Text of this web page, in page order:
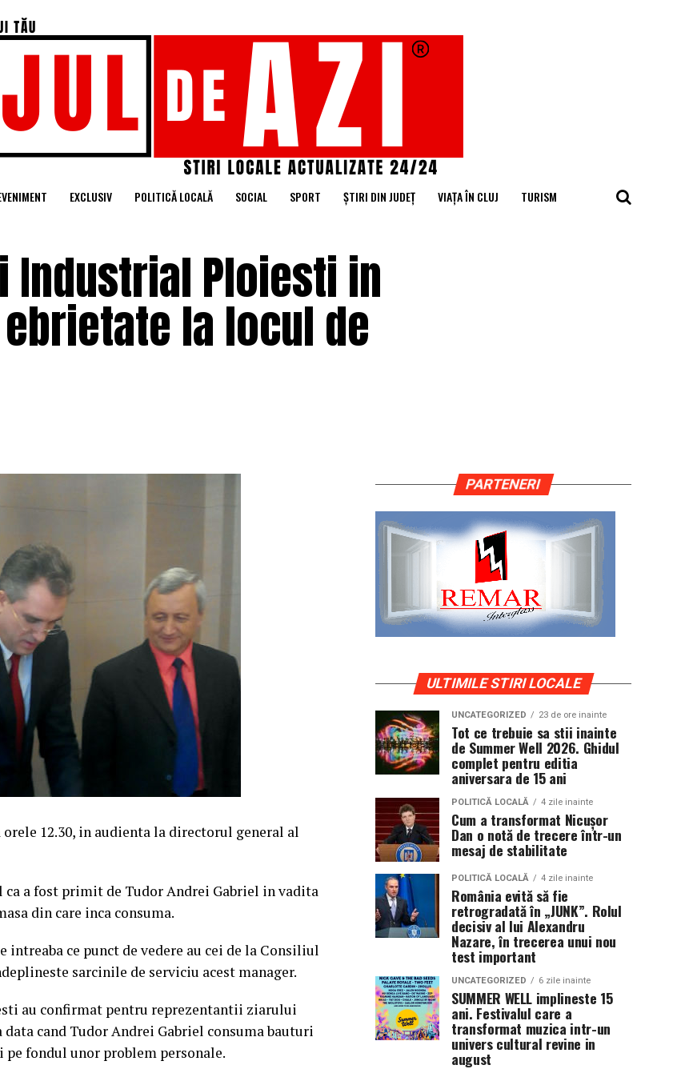
EXCLUSIV POLITICĂ LOCALĂ SOCIAL SPORT ȘTIRI DIN JUDEȚ VIAȚA ÎN CLUJ TURISM
Industrial Ploiesti in
la locul de
orele 12.30, in audienta la directorul general al
a fost primit de Tudor Andrei Gabriel in vadita
din care inca consuma.
ce punct de vedere au cei de la Consiliul
sarcinile de serviciu acest manager.
au confirmat pentru reprezentantii ziarului
cand Tudor Andrei Gabriel consuma bauturi
fondul unor problem personale.
PARTENERI
ULTIMILE STIRI LOCALE
UNCATEGORIZED 23 de ore inainte
Tot ce trebuie sa stii inainte
de Summer Well 2026. Ghidul
complet pentru editia
aniversara de 15 ani
POLITICĂ LOCALĂ 4 zile inainte
Cum a transformat Nicușor
Dan o notă de trecere într-un
mesaj de stabilitate
POLITICĂ LOCALĂ 4 zile inainte
România evită să fie
retrogradată în „JUNK”. Rolul
decisiv al lui Alexandru
Nazare, în trecerea unui nou
test important
UNCATEGORIZED 6 zile inainte
SUMMER WELL implineste 15
ani. Festivalul care a
transformat muzica intr-un
univers cultural revine in
august